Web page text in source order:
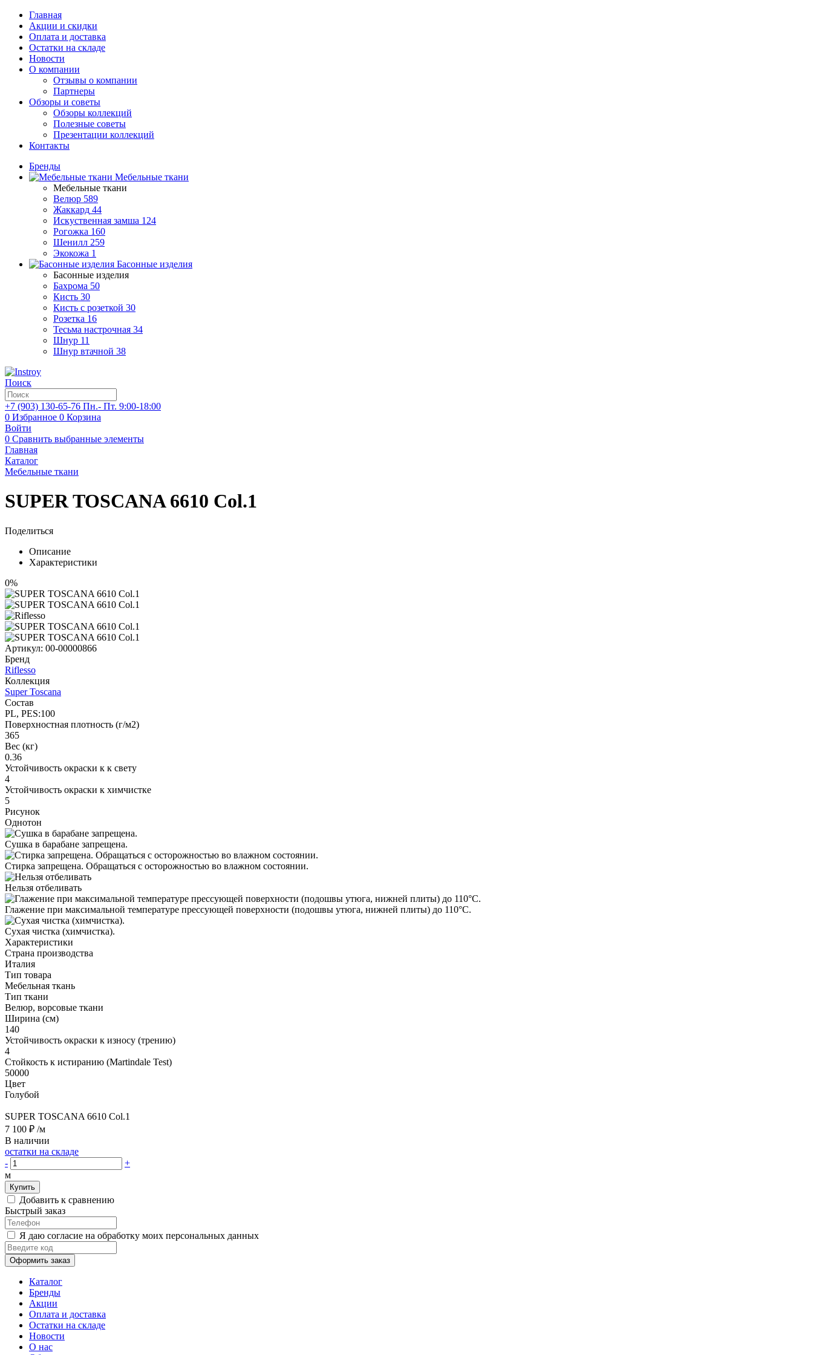
Главная
Акции и скидки
Оплата и доставка
Остатки на складе
Новости
О компании
Отзывы о компании
Партнеры
Обзоры и советы
Обзоры коллекций
Полезные советы
Презентации коллекций
Контакты
Бренды
Мебельные ткани
Мебельные ткани
Велюр 589
Жаккард 44
Искуственная замша 124
Рогожка 160
Шенилл 259
Экокожа 1
Басонные изделия
Басонные изделия
Бахрома 50
Кисть 30
Кисть с розеткой 30
Розетка 16
Тесьма настрочная 34
Шнур 11
Шнур втачной 38
Поиск
+7 (903) 130-65-76 Пн.- Пт. 9:00-18:00
0 Избранное 0 Корзина
Войти
0 Сравнить выбранные элементы
Главная
Каталог
Мебельные ткани
SUPER TOSCANA 6610 Col.1
Поделиться
Описание
Характеристики
0%
Артикул: 00-00000866
Бренд
Riflesso
Коллекция
Super Toscana
Состав
PL, PES:100
Поверхностная плотность (г/м2)
365
Вес (кг)
0.36
Устойчивость окраски к к свету
4
Устойчивость окраски к химчистке
5
Рисунок
Однотон
Сушка в барабане запрещена.
Стирка запрещена. Обращаться с осторожностью во влажном состоянии.
Нельзя отбеливать
Глажение при максимальной температуре прессующей поверхности (подошвы утюга, нижней плиты) до 110°С.
Cухая чистка (химчистка).
Характеристики
Страна производства
Италия
Тип товара
Мебельная ткань
Тип ткани
Велюр, ворсовые ткани
Ширина (см)
140
Устойчивость окраски к износу (трению)
4
Стойкость к истиранию (Martindale Test)
50000
Цвет
Голубой
SUPER TOSCANA 6610 Col.1
7 100 ₽ /м
В наличии
остатки на складе
-
+
м
Купить
Добавить к сравнению
Быстрый заказ
Я даю согласие на обработку моих персональных данных
Оформить заказ
Каталог
Бренды
Акции
Оплата и доставка
Остатки на складе
Новости
О нас